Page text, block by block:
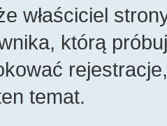
właściciel
którą
temat.